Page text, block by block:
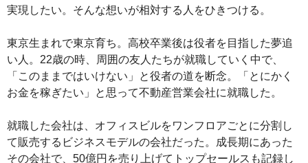
実現したい。そんな想いが相対する人をひきつける。
東京生まれで東京育ち。高校卒業後は役者を目指した夢追
い人。22歳の時、周囲の友人たちが就職していく中で、
「このままではいけない」と役者の道を断念。「とにかく
お金を稼ぎたい」と思って不動産営業会社に就職した。
就職した会社は、オフィスビルをワンフロアごとに分割し
て販売するビジネスモデルの会社だった。成長期にあった
その会社で、50億円を売り上げてトップセールスも記録し